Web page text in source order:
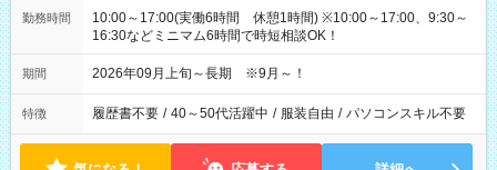
勤務時間
10:00～17:00(実働6時間 休憩1時間) ※10:00～17:00、9:30～
16:30などミニマム6時間で時短相談OK！
期間 2026年09月上旬～長期 ※9月～！
特徴 履歴書不要 / 40～50代活躍中 / 服装自由 / パソコンスキル不要